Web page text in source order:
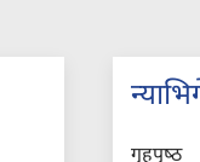
गृहपृष्‍ठ